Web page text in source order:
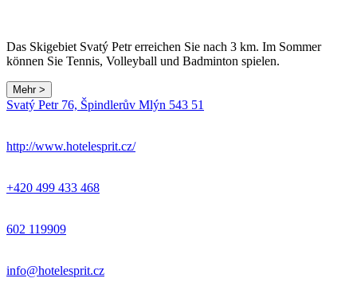
Das Skigebiet Svatý Petr erreichen Sie nach 3 km. Im Sommer
können Sie Tennis, Volleyball und Badminton spielen.
Mehr >
−
Svatý Petr 76, Špindlerův Mlýn 543 51
http://www.hotelesprit.cz/
+420 499 433 468
602 119909
info@hotelesprit.cz